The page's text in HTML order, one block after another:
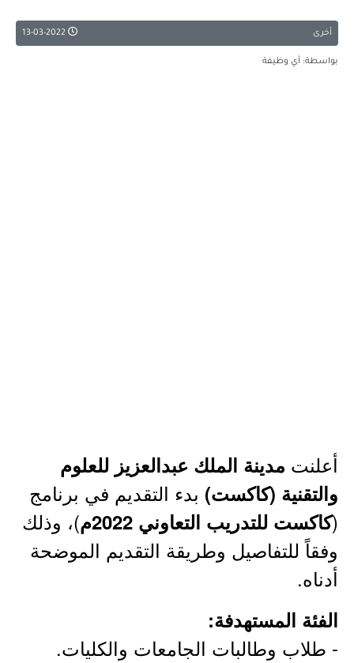
أخرى
بواسطة: أي وظيفة
أعلنت مدينة الملك عبدالعزيز للعلوم
والتقنية (كاكست) بدء التقديم في برنامج
(كاكست للتدريب التعاوني 2022م
)، وذلك
وفقاً للتفاصيل وطريقة التقديم الموضحة
أدناه.
الفئة المستهدفة:
- طلاب وطالبات الجامعات والكليات.